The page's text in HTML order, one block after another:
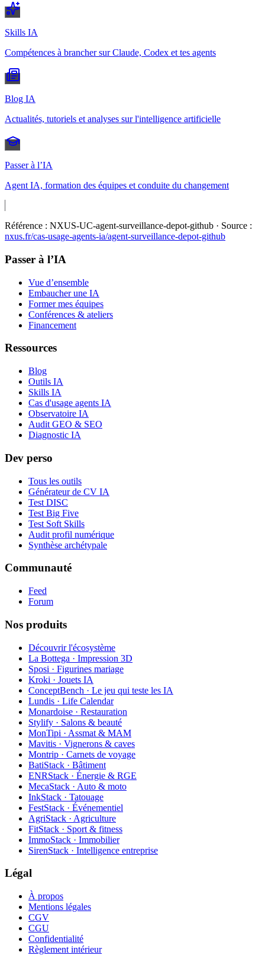
Skills IA
Compétences à brancher sur Claude, Codex et tes agents
Blog IA
Actualités, tutoriels et analyses sur l'intelligence artificielle
Passer à l’IA
Agent IA, formation des équipes et conduite du changement
Référence : NXUS-UC-agent-surveillance-depot-github · Source :
nxus.fr/cas-usage-agents-ia/agent-surveillance-depot-github
Passer à l’IA
Vue d’ensemble
Embaucher une IA
Former mes équipes
Conférences & ateliers
Financement
Ressources
Blog
Outils IA
Skills IA
Cas d'usage agents IA
Observatoire IA
Audit GEO & SEO
Diagnostic IA
Dev perso
Tous les outils
Générateur de CV IA
Test DISC
Test Big Five
Test Soft Skills
Audit profil numérique
Synthèse archétypale
Communauté
Feed
Forum
Nos produits
Découvrir l'écosystème
La Bottega · Impression 3D
Sposi · Figurines mariage
Kroki · Jouets IA
ConceptBench · Le jeu qui teste les IA
Lundis · Life Calendar
Monardoise · Restauration
Stylify · Salons & beauté
MonTipi · Assmat & MAM
Mavitis · Vignerons & caves
Montrip · Carnets de voyage
BatiStack · Bâtiment
ENRStack · Énergie & RGE
MecaStack · Auto & moto
InkStack · Tatouage
FestStack · Événementiel
AgriStack · Agriculture
FitStack · Sport & fitness
ImmoStack · Immobilier
SirenStack · Intelligence entreprise
Légal
À propos
Mentions légales
CGV
CGU
Confidentialité
Règlement intérieur